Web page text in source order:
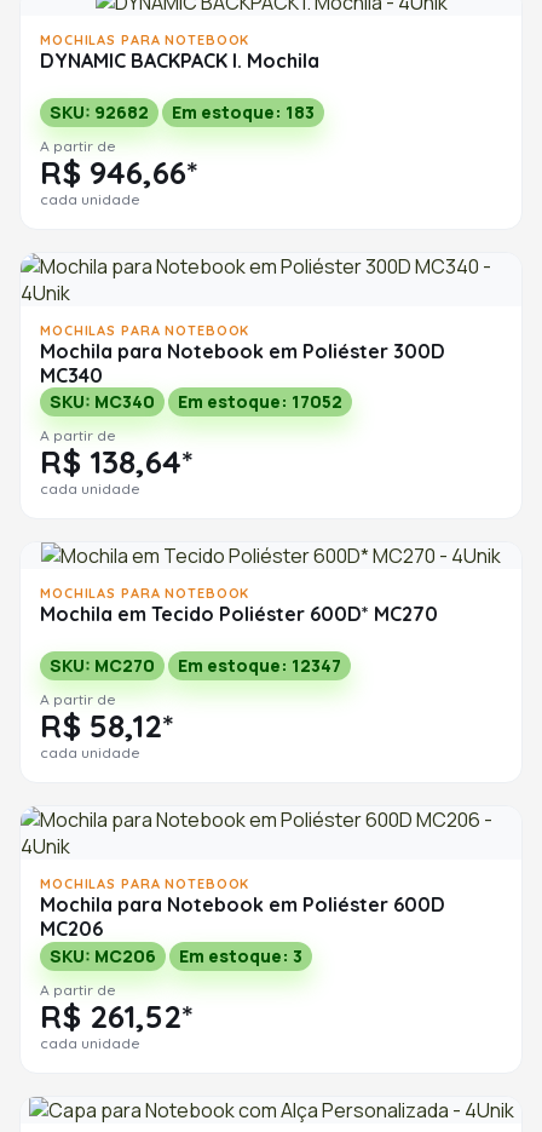
MOCHILAS PARA NOTEBOOK
DYNAMIC BACKPACK I. Mochila
SKU: 92682 Em estoque: 183
A partir de
R$ 946,66*
cada unidade
MOCHILAS PARA NOTEBOOK
Mochila para Notebook em Poliéster 300D
MC340
SKU: MC340 Em estoque: 17052
A partir de
R$ 138,64*
cada unidade
MOCHILAS PARA NOTEBOOK
Mochila em Tecido Poliéster 600D* MC270
SKU: MC270 Em estoque: 12347
A partir de
R$ 58,12*
cada unidade
MOCHILAS PARA NOTEBOOK
Mochila para Notebook em Poliéster 600D
MC206
SKU: MC206 Em estoque: 3
A partir de
R$ 261,52*
cada unidade